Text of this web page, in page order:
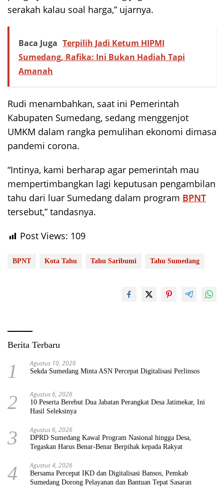
serakah kalau soal harga,” ujarnya.
Baca Juga Terpilih Jadi Ketum HIPMI
Sumedang, Rafika: Ini Bukan Hadiah Tapi
Amanah
Rudi menambahkan, saat ini Pemerintah
Kabupaten Sumedang, sedang menggenjot
UMKM dalam rangka pemulihan ekonomi dimasa
pandemi corona.
“Intinya, kami berharap agar pemerintah mau
mempertimbangkan lagi keputusan pengambilan
tahu dari luar Sumedang dalam program BPNT
tersebut,” tandasnya.
Post Views: 109
BPNT Kota Tahu Tahu Saribumi Tahu Sumedang
Berita Terbaru
1 Agustus 10, 2026
Sekda Sumedang Minta ASN Percepat Digitalisasi Perlinsos
2 Agustus 6, 2026
10 Peserta Berebut Dua Jabatan Perangkat Desa Jatimekar, Ini
Hasil Seleksinya
3 Agustus 6, 2026
DPRD Sumedang Kawal Program Nasional hingga Desa,
Tegaskan Harus Benar-Benar Berpihak kepada Rakyat
4 Agustus 4, 2026
Bersama Percepat IKD dan Digitalisasi Bansos, Pemkab
Sumedang Dorong Pelayanan dan Bantuan Tepat Sasaran